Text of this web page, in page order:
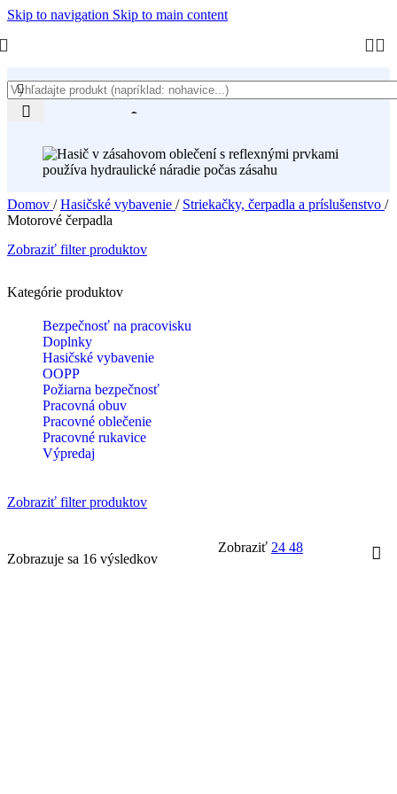
Skip to navigation Skip to main content
Motorové čerpadla
Domov / Hasičské vybavenie / Striekačky, čerpadla a príslušenstvo /
Motorové čerpadla
Zobraziť filter produktov
Kategórie produktov
Bezpečnosť na pracovisku
Doplnky
Hasičské vybavenie
OOPP
Požiarna bezpečnosť
Pracovná obuv
Pracovné oblečenie
Pracovné rukavice
Výpredaj
Zobraziť filter produktov
Zobrazuje sa 16 výsledkov
Zobraziť 24 48